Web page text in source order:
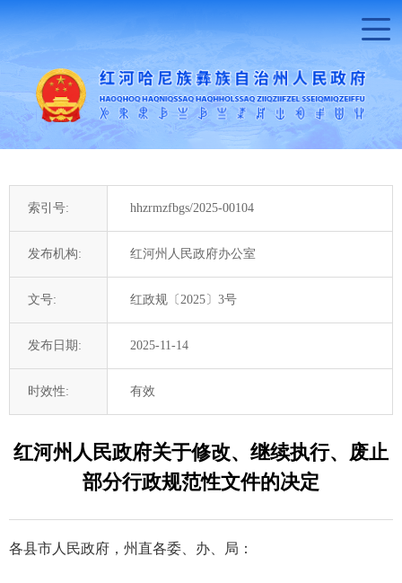
索引号: hhzrmzfbgs/2025-00104
发布机构: 红河州人民政府办公室
文号: 红政规〔2025〕3号
发布日期: 2025-11-14
时效性: 有效
红河州人民政府关于修改、继续执行、废止
部分行政规范性文件的决定
各县市人民政府，州直各委、办、局：